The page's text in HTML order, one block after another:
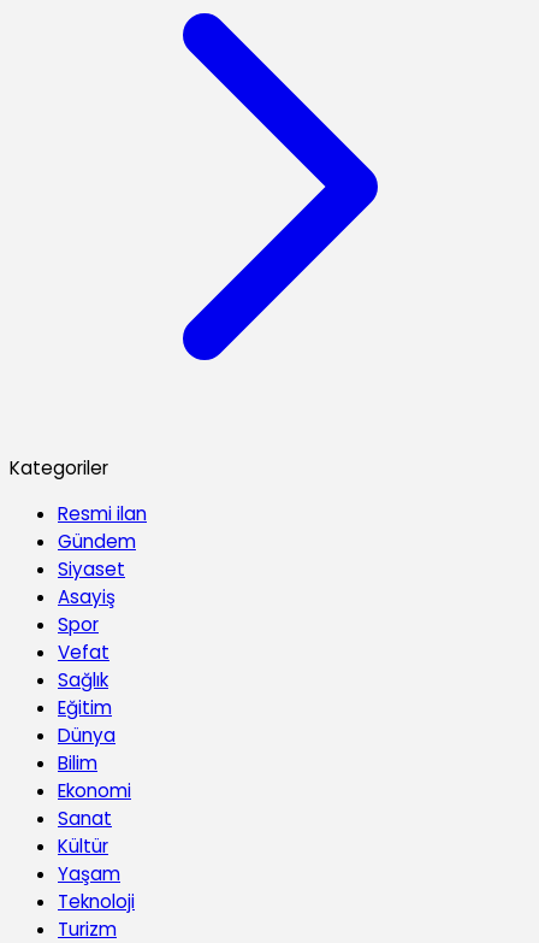
Kategoriler
Resmi ilan
Gündem
Siyaset
Asayiş
Spor
Vefat
Sağlık
Eğitim
Dünya
Bilim
Ekonomi
Sanat
Kültür
Yaşam
Teknoloji
Turizm